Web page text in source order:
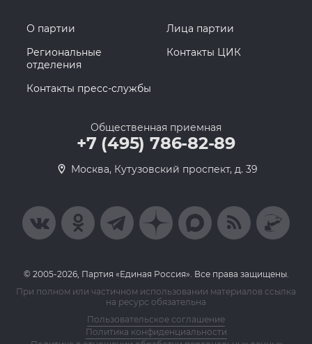
О партии
Лица партии
Региональные
отделения
Контакты ЦИК
Контакты пресс-службы
Общественная приемная
+7 (495) 786-82-89
Москва, Кутузовский проспект, д. 39
© 2005-2026, Партия «Единая Россия». Все права защищены.
При полном или частичном использовании материалов ссылка
на ресурс обязательна
Пользовательское соглашение
Политика конфиденциальности